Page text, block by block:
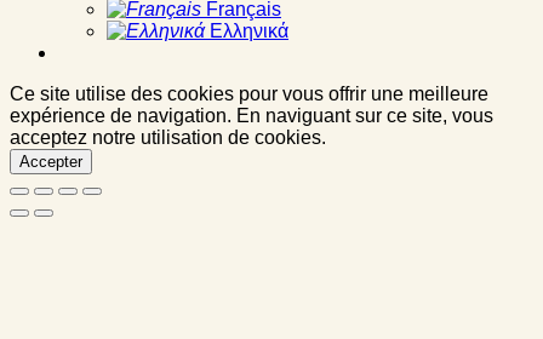
Français
Ελληνικά
Ce site utilise des cookies pour vous offrir une meilleure
expérience de navigation. En naviguant sur ce site, vous
acceptez notre utilisation de cookies.
Accepter